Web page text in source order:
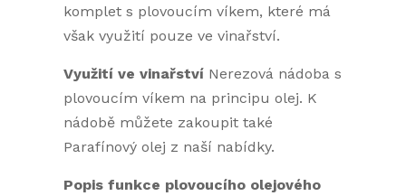
komplet s plovoucím víkem, které má
však využití pouze ve vinařství.
Využití ve vinařství Nerezová nádoba s
plovoucím víkem na principu olej. K
nádobě můžete zakoupit také
Parafínový olej z naší nabídky.
Popis funkce plovoucího olejového